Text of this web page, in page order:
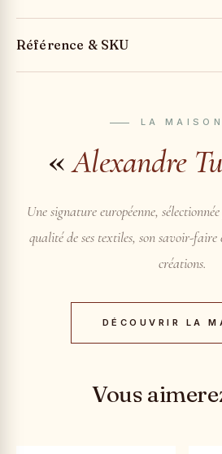
Référence & SKU
LA MAISON
«Alexandre
Une signature européenne,
qualité de ses textiles, son savoir-faire
créations.
DÉCOUVRIR LA
Vous